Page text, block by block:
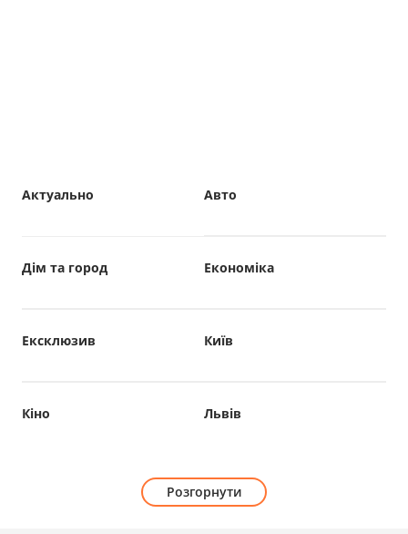
Авто
Актуально
Дім та город Економіка
Ексклюзив Київ
Кіно Львів
Розгорнути